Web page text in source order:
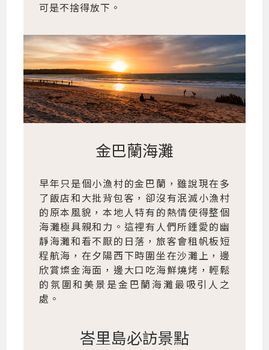
可是不捨得放下。
金巴蘭海灘
早年只是個小漁村的金巴蘭，雖說現在多
了飯店和大批背包客，卻沒有泯滅小漁村
的原本風貌，本地人特有的熱情使得整個
海灘極具親和力。這裡有人們所鍾愛的幽
靜海灘和看不厭的日落，旅客會租帆板短
程航海，在夕陽西下時圍坐在沙灘上，邊
欣賞燦金海面，邊大口吃海鮮燒烤，輕鬆
的氛圍和美景是金巴蘭海灘最吸引人之
處。
峇里島必訪景點